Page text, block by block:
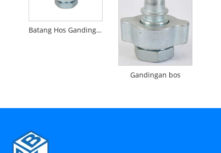
Batang Hos Gandingan Sendi Gound+Nat Sayap Spud Wanita
Gandingan bos